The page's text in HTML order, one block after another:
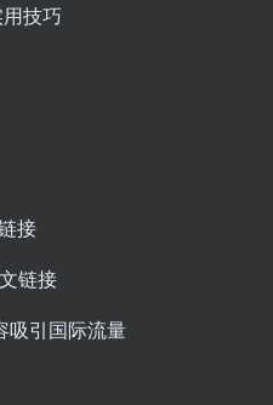
技巧
接
链接
吸引国际流量